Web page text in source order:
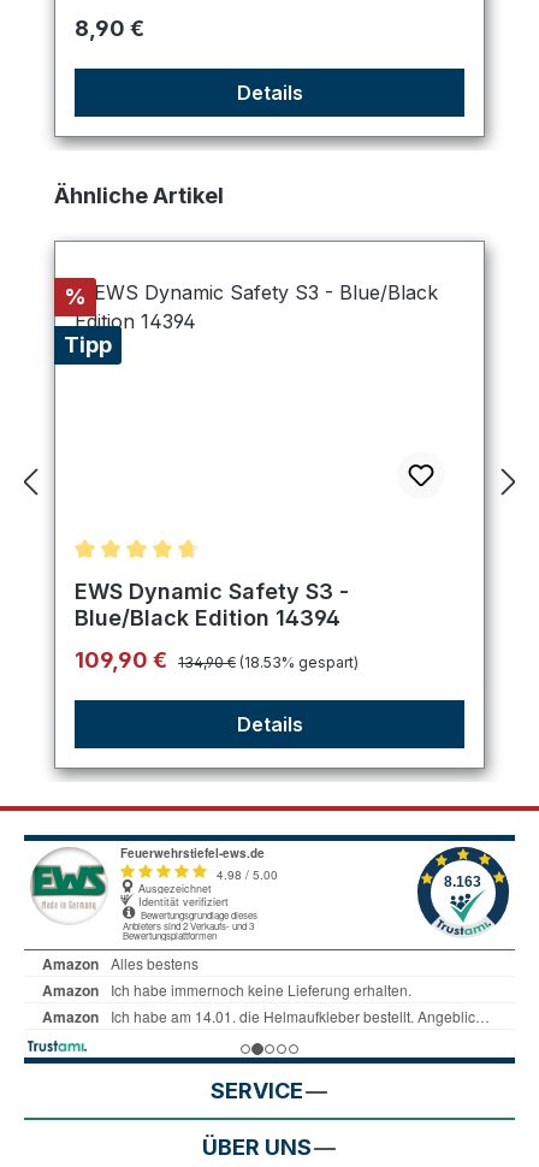
Regulärer Preis:
8,90 €
Details
Produktgalerie überspringen
Ähnliche Artikel
Rabatt
%
Tipp
Durchschnittliche Bewertung von 4.75 von 5
EWS Dynamic Safety S3 -
Blue/Black Edition 14394
Verkaufspreis:
109,90 € Regulärer Preis:
134,90 € (18.53% gespart)
Details
SERVICE
ÜBER UNS